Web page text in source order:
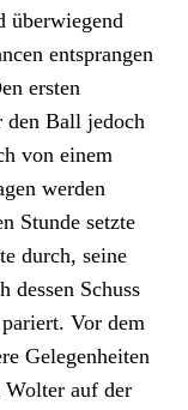
überwiegend
entsprangen
ersten
den Ball jedoch
von einem
werden
Stunde setzte
durch, seine
dessen Schuss
Vor dem
Gelegenheiten
auf der